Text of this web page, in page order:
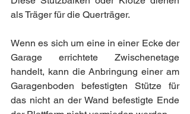
als Träger für die Querträger.
Wenn es sich um eine in einer Ecke der
Garage errichtete Zwischenetage
handelt, kann die Anbringung einer am
Garagenboden befestigten Stütze für
das nicht an der Wand befestigte Ende